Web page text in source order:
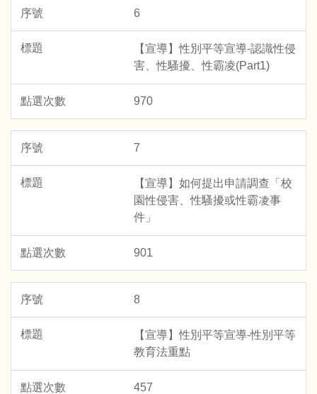
6
【宣導】性別平等宣導-認識性侵
害、性騷擾、性霸凌(Part1)
970
7
【宣導】如何提出申請調查「校
園性侵害、性騷擾或性霸凌事
件」
901
8
【宣導】性別平等宣導-性別平等
教育法重點
457